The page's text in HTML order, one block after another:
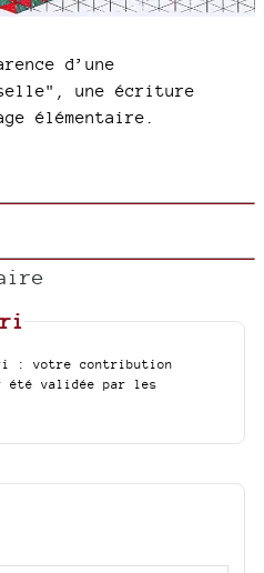
d’une
une écriture
élémentaire.
: votre contribution
été validée par les